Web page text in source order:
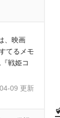
、映画
てるメモ
戦姫コ
09 更新